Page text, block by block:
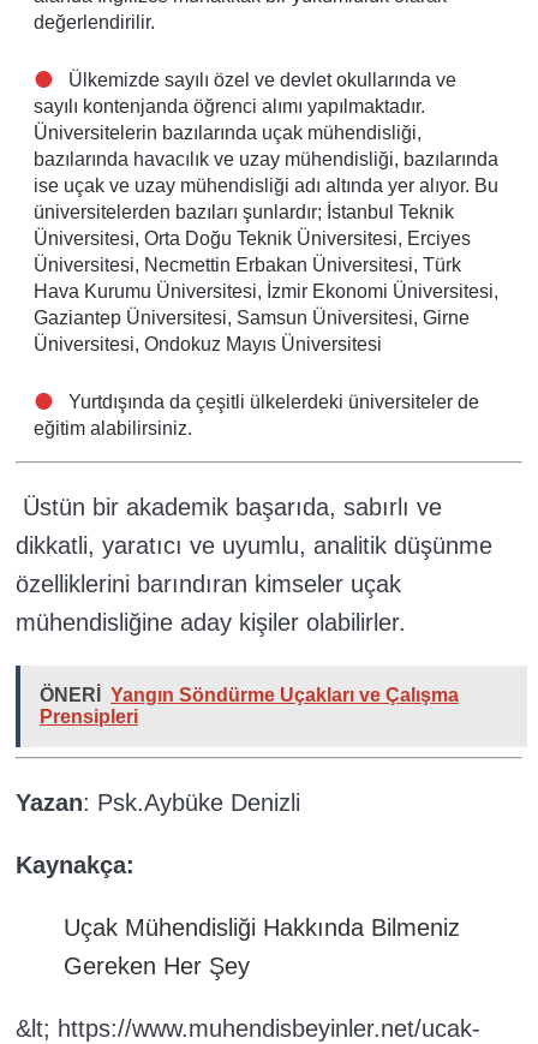
değerlendirilir.
Ülkemizde sayılı özel ve devlet okullarında ve
sayılı kontenjanda öğrenci alımı yapılmaktadır.
Üniversitelerin bazılarında uçak mühendisliği,
bazılarında havacılık ve uzay mühendisliği, bazılarında
ise uçak ve uzay mühendisliği adı altında yer alıyor. Bu
üniversitelerden bazıları şunlardır; İstanbul Teknik
Üniversitesi, Orta Doğu Teknik Üniversitesi, Erciyes
Üniversitesi, Necmettin Erbakan Üniversitesi, Türk
Hava Kurumu Üniversitesi, İzmir Ekonomi Üniversitesi,
Gaziantep Üniversitesi, Samsun Üniversitesi, Girne
Üniversitesi, Ondokuz Mayıs Üniversitesi
Yurtdışında da çeşitli ülkelerdeki üniversiteler de
eğitim alabilirsiniz.
Üstün bir akademik başarıda, sabırlı ve
dikkatli, yaratıcı ve uyumlu, analitik düşünme
özelliklerini barındıran kimseler uçak
mühendisliğine aday kişiler olabilirler.
ÖNERİ
Yangın Söndürme Uçakları ve Çalışma
Prensipleri
Yazan: Psk.Aybüke Denizli
Kaynakça:
Uçak Mühendisliği Hakkında Bilmeniz
Gereken Her Şey
&lt; https://www.muhendisbeyinler.net/ucak-